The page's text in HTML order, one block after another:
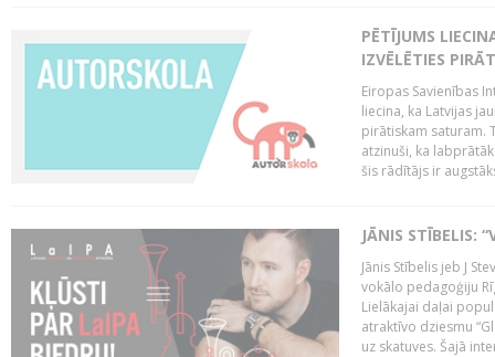
PĒTĪJUMS
IZVĒLĒTIES
Eiropas Savienības
liecina, ka Latvijas
pirātiskam saturam.
atzinuši, ka
šis rādītājs ir
JĀNIS STĪBELIS:
Jānis Stībelis jeb J
vokālo pedagoģiju
Lielākajai daļai
atraktīvo dziesmu
uz skatuves. Šajā